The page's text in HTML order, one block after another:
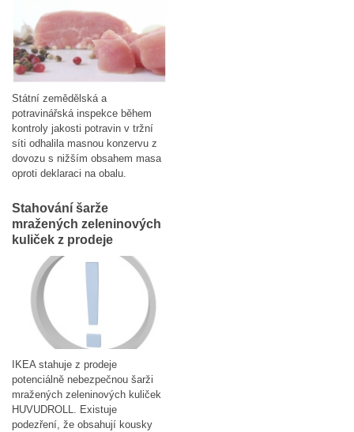
Státní zemědělská a
potravinářská inspekce během
kontroly jakosti potravin v tržní
síti odhalila masnou konzervu z
dovozu s nižším obsahem masa
oproti deklaraci na obalu.
Stahování šarže
mražených zeleninových
kuliček z prodeje
IKEA stahuje z prodeje
potenciálně nebezpečnou šarži
mražených zeleninových kuliček
HUVUDROLL. Existuje
podezření, že obsahují kousky